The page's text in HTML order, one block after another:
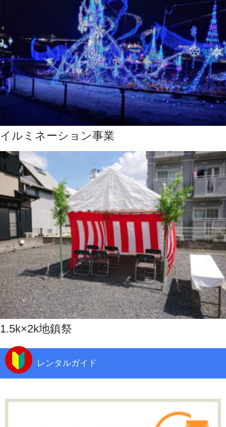
イルミネーション事業
1.5k×2k地鎮祭
レンタルガイド